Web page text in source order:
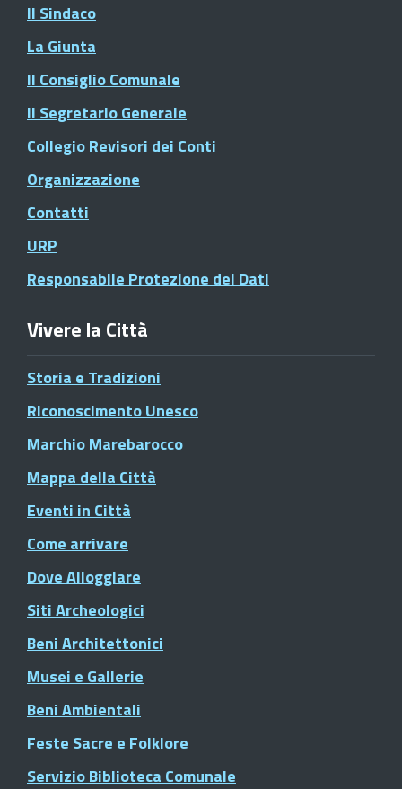
Il Sindaco
La Giunta
Il Consiglio Comunale
Il Segretario Generale
Collegio Revisori dei Conti
Organizzazione
Contatti
URP
Responsabile Protezione dei Dati
Vivere la Città
Storia e Tradizioni
Riconoscimento Unesco
Marchio Marebarocco
Mappa della Città
Eventi in Città
Come arrivare
Dove Alloggiare
Siti Archeologici
Beni Architettonici
Musei e Gallerie
Beni Ambientali
Feste Sacre e Folklore
Servizio Biblioteca Comunale